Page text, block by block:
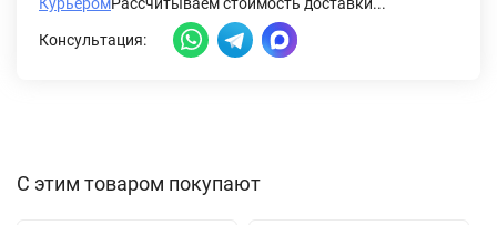
Консультация:
С этим товаром покупают